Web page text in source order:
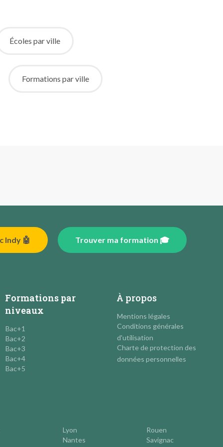
Écoles par ville
Formations par ville
Indy 🤖 Trouver ma formation 🎓
Formations par
niveaux
Bac+1
Bac+2
Bac+3
Bac+4
Bac+5
À propos
Mentions légales
Conditions générales
d'utilisation
Charte de protection des
données personnelles
Lyon
Nantes
Rouen
Savignac